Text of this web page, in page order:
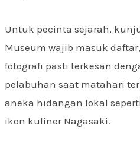
Untuk pecinta sejarah,
Museum wajib masuk
fotografi pasti terkesan
pelabuhan saat matahari
aneka hidangan lokal
ikon kuliner Nagasaki.